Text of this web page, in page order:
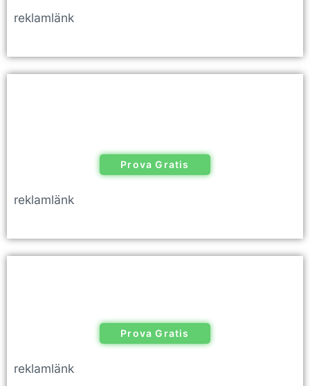
reklamlänk
Prova Gratis
reklamlänk
Prova Gratis
reklamlänk